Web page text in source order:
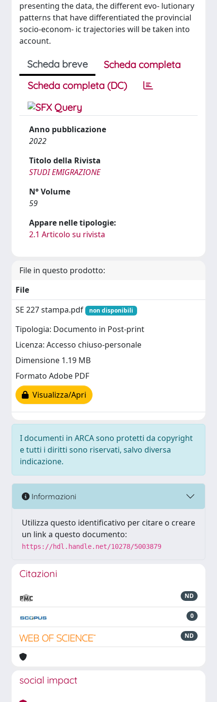
presenting the data, the different evo- lutionary
patterns that have differentiated the provincial
socio-econom- ic trajectories will be taken into
account.
Scheda breve
Scheda completa
Scheda completa (DC)
Anno pubblicazione
2022
Titolo della Rivista
STUDI EMIGRAZIONE
N° Volume
59
Appare nelle tipologie:
2.1 Articolo su rivista
File in questo prodotto:
File
SE 227 stampa.pdf
non disponibili
Tipologia: Documento in Post-print
Licenza: Accesso chiuso-personale
Dimensione 1.19 MB
Formato Adobe PDF
Visualizza/Apri
I documenti in ARCA sono protetti da copyright
e tutti i diritti sono riservati, salvo diversa
indicazione.
Informazioni
Utilizza questo identificativo per citare o creare
un link a questo documento:
https://hdl.handle.net/10278/5003879
Citazioni
ND
0
ND
social impact